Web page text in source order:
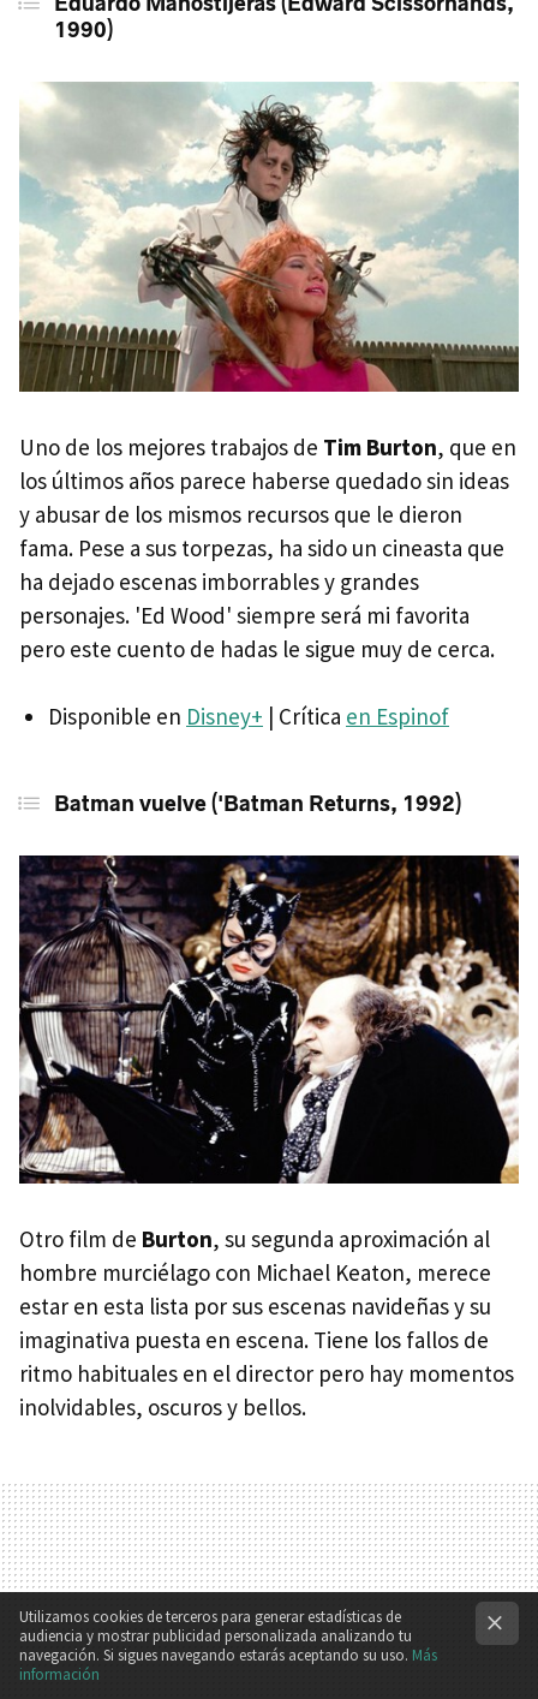
1990)
Uno de los mejores trabajos de Tim Burton, que en
los últimos años parece haberse quedado sin ideas
y abusar de los mismos recursos que le dieron
fama. Pese a sus torpezas, ha sido un cineasta que
ha dejado escenas imborrables y grandes
personajes. 'Ed Wood' siempre será mi favorita
pero este cuento de hadas le sigue muy de cerca.
Disponible en Disney+ | Crítica en Espinof
Batman vuelve ('Batman Returns, 1992)
Otro film de Burton, su segunda aproximación al
hombre murciélago con Michael Keaton, merece
estar en esta lista por sus escenas navideñas y su
imaginativa puesta en escena. Tiene los fallos de
ritmo habituales en el director pero hay momentos
inolvidables, oscuros y bellos.
Utilizamos cookies de terceros para generar estadísticas de
audiencia y mostrar publicidad personalizada analizando tu
navegación. Si sigues navegando estarás aceptando su uso. Más
información